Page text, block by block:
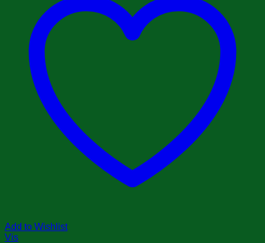
Add to Wishlist
Vis